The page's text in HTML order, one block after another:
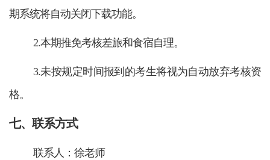
期系统将自动关闭下载功能。
2.本期推免考核差旅和食宿自理。
3.未按规定时间报到的考生将视为自动放弃考核资
格。
七、联系方式
联系人：徐老师